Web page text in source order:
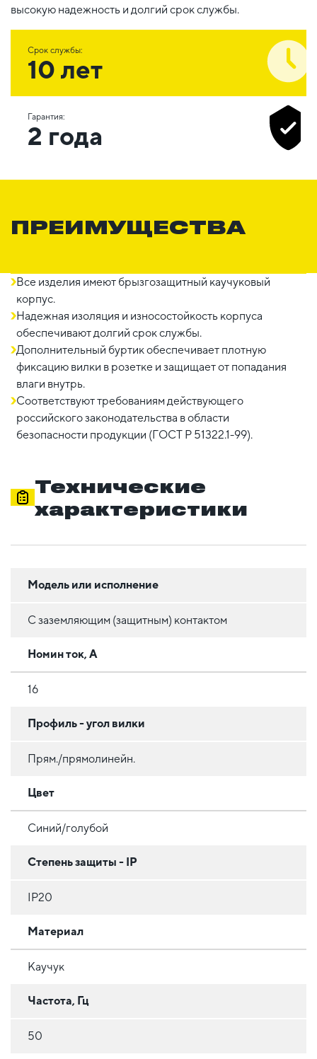
высокую надежность и долгий срок службы.
Срок службы:
10 лет
Гарантия:
2 года
ПРЕИМУЩЕСТВА
Все изделия имеют брызгозащитный каучуковый
корпус.
Надежная изоляция и износостойкость корпуса
обеспечивают долгий срок службы.
Дополнительный буртик обеспечивает плотную
фиксацию вилки в розетке и защищает от попадания
влаги внутрь.
Соответствуют требованиям действующего
российского законодательства в области
безопасности продукции (ГОСТ Р 51322.1-99).
Технические
характеристики
Модель или исполнение
С заземляющим (защитным) контактом
Номин ток, А
16
Профиль - угол вилки
Прям./прямолинейн.
Цвет
Синий/голубой
Степень защиты - IP
IP20
Материал
Каучук
Частота, Гц
50